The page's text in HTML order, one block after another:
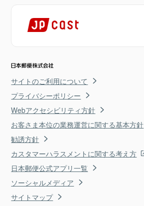
サイトのご利用について
プライバシーポリシー
Webアクセシビリティ方針
お客さま本位の業務運営に関する基本方針
勧誘方針
カスタマーハラスメントに関する考え方
日本郵便公式アプリ一覧
ソーシャルメディア
サイトマップ